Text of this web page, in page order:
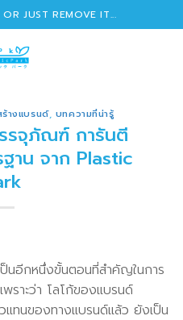
JUST REMOVE IT...
ร้างแบรนด์, บทความที่น่ารู้
รจุภัณฑ์ การันตี
าน จาก Plastic
นอีกหนึ่งขั้นตอนที่สำคัญในการ
พราะว่า โลโก้ของแบรนด์
ทนของทางแบรนด์แล้ว ยังเป็น